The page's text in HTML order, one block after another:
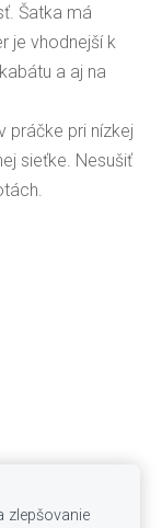
Šatka má
je vhodnejší k
a aj na
práčke pri nízkej
sieťke. Nesušiť
zlepšovanie